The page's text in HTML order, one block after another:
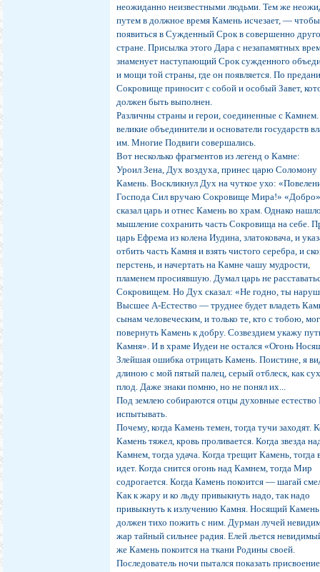
неожиданно неизвестными людьми. Тем же
путем в должное время Камень исчезает, —
появиться в Сужденный Срок в совершенно
стране. Присылка этого Дара с незапамятных
знаменует наступающий Срок сужденного
и мощи той страны, где он появляется. По
Сокровище приносит с собой и особый Завет,
должен быть выполнен.
Различны страны и герои, соединенные с
великие объединители и основатели государств
им. Многие Подвиги совершались.
Вот несколько фрагментов из легенд о Камне:
Уроил Зена, Дух воздуха, принес царю Соломону
Камень. Воскликнул Дух на чуткое ухо:
Господа Сил вручаю Сокровище Мира!»
сказал царь и отнес Камень во храм. Однако
мышление сохранить часть Сокровища на себе.
царь Ефрема из колена Иудина, златоковача, и
отбить часть Камня и взять чистого серебра, и
перстень, и начертать на Камне чашу мудрости,
пламенем просиявшую. Думал царь не
Сокровищем. Но Дух сказал: «Не годно, ты
Высшее А-Естество — труднее будет владеть
сынам человеческим, и только те, кто с тобою,
повернуть Камень к добру. Созвездием укажу
Камня». И в храме Иудеи не остался «Огонь
Злейшая ошибка отрицать Камень. Поистине, я
длиною с мой пятый палец, серый отблеск, как
плод. Даже знаки помню, но не понял их...
Под землею собираются отцы духовные
испытывать.
Почему, когда Камень темен, тогда тучи заходят.
Камень тяжел, кровь проливается. Когда звезда
Камнем, тогда удача. Когда трещит Камень, тогда
идет. Когда снится огонь над Камнем, тогда Мир
содрогается. Когда Камень покоится — шагай
Как к жару и ко льду привыкнуть надо, так надо
привыкнуть к излучению Камня. Носящий Камень
должен тихо пожить с ним. Дурман лучей
жар тайный сильнее радия. Елей льется
же Камень покоится на ткани Родины своей.
Последователь ночи пытался показать